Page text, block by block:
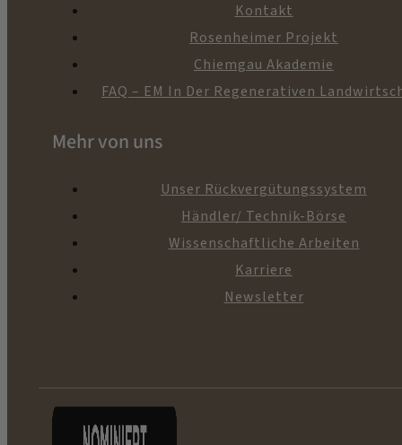
Kontakt
Rosenheimer Projekt
Chiemgau Akademie
FAQ – EM In Der Regenerativen
Mehr von uns
Unser Rückvergütungssystem
Händler/ Technik-Börse
Wissenschaftliche Arbeiten
Karriere
Newsletter